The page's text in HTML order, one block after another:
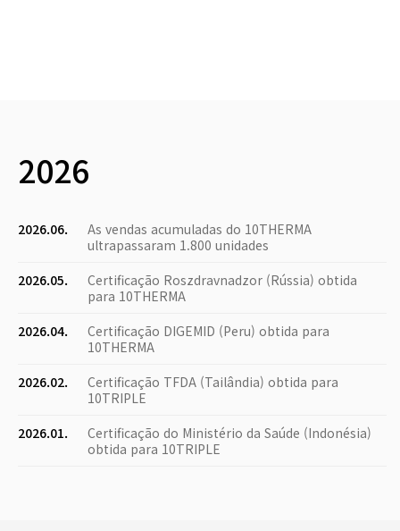
2026
2026.06.
As vendas acumuladas do 10THERMA
ultrapassaram 1.800 unidades
2026.05.
Certificação Roszdravnadzor (Rússia) obtida
para 10THERMA
2026.04.
Certificação DIGEMID (Peru) obtida para
10THERMA
2026.02.
Certificação TFDA (Tailândia) obtida para
10TRIPLE
2026.01.
Certificação do Ministério da Saúde (Indonésia)
obtida para 10TRIPLE